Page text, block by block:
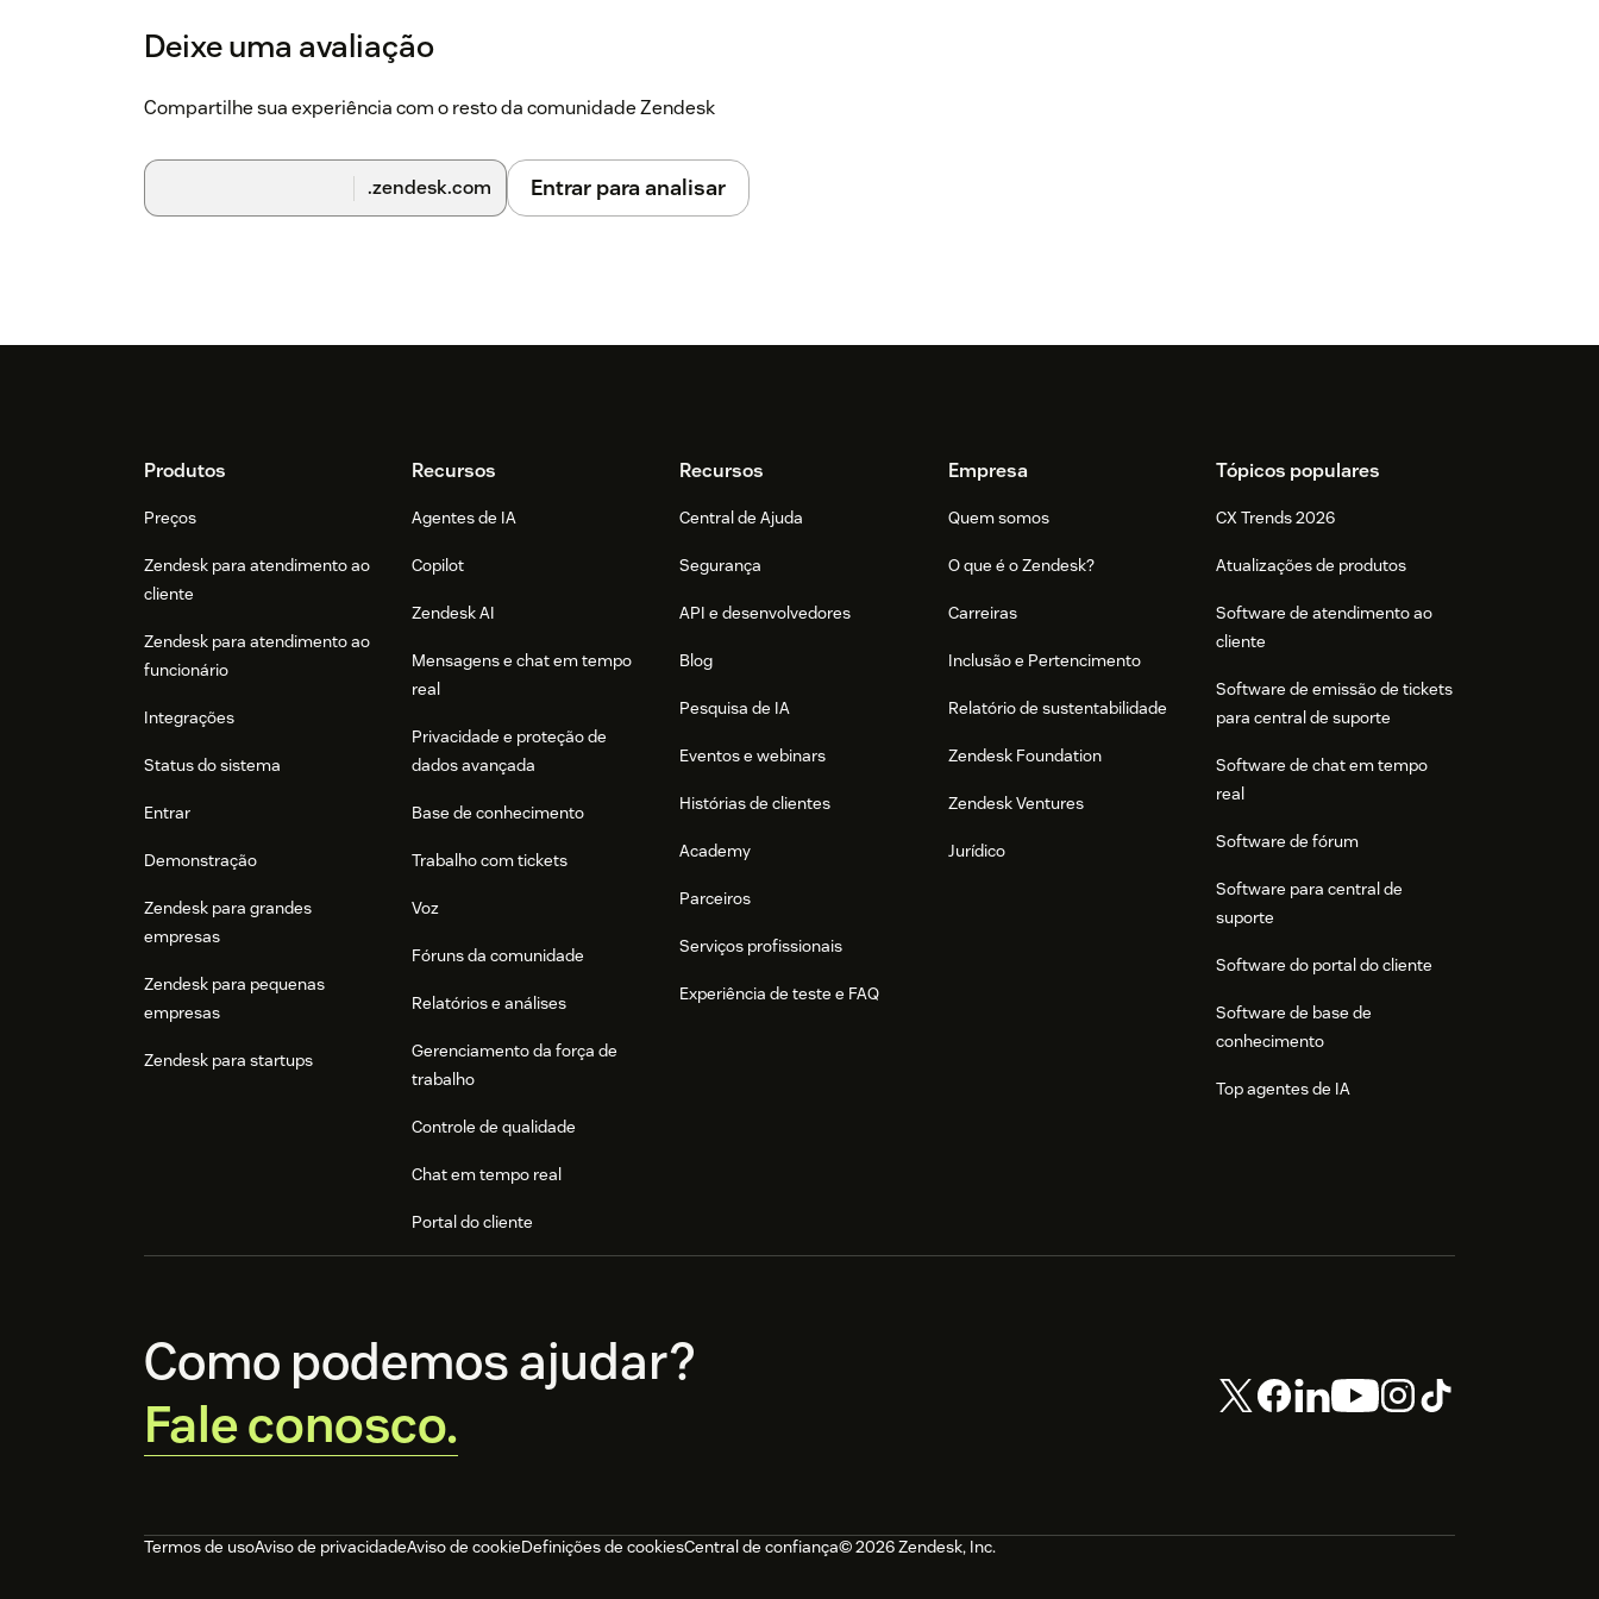
Deixe uma avaliação
Compartilhe sua experiência com o resto da comunidade Zendesk
.zendesk.com Entrar para analisar
FooterProdutos
Preços
Zendesk para atendimento ao
cliente
Zendesk para atendimento ao
funcionário
Integrações
Status do sistema
Entrar
Demonstração
Zendesk para grandes
empresas
Zendesk para pequenas
empresas
Zendesk para startups
Recursos
Agentes de IA
Copilot
Zendesk AI
Mensagens e chat em tempo
real
Privacidade e proteção de
dados avançada
Base de conhecimento
Trabalho com tickets
Voz
Fóruns da comunidade
Relatórios e análises
Gerenciamento da força de
trabalho
Controle de qualidade
Chat em tempo real
Portal do cliente
Recursos
Central de Ajuda
Segurança
API e desenvolvedores
Blog
Pesquisa de IA
Eventos e webinars
Histórias de clientes
Academy
Parceiros
Serviços profissionais
Experiência de teste e FAQ
Empresa
Quem somos
O que é o Zendesk?
Carreiras
Inclusão e Pertencimento
Relatório de sustentabilidade
Zendesk Foundation
Zendesk Ventures
Jurídico
Tópicos populares
CX Trends 2026
Atualizações de produtos
Software de atendimento ao
cliente
Software de emissão de tickets
para central de suporte
Software de chat em tempo
real
Software de fórum
Software para central de
suporte
Software do portal do cliente
Software de base de
conhecimento
Top agentes de IA
Como podemos ajudar?
Fale conosco.
Termos de usoAviso de privacidadeAviso de cookieDefinições de cookiesCentral de confiança© 2026 Zendesk, Inc.